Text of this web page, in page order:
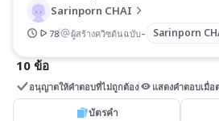
Sarinporn CHAI
78 ผู้สร้างควิซต้นฉบับ- Sarinporn
10 ข้อ
อนุญาตให้คำตอบที่ไม่ถูกต้อง แสดงคำตอบเมื่อ
บัตรคำ